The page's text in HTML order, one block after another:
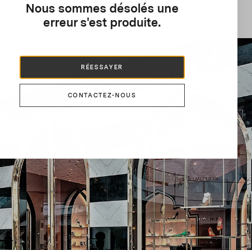
Nous sommes désolés une
erreur s'est produite.
RÉESSAYER
CONTACTEZ-NOUS